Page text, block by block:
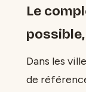
Le
Dans les
de